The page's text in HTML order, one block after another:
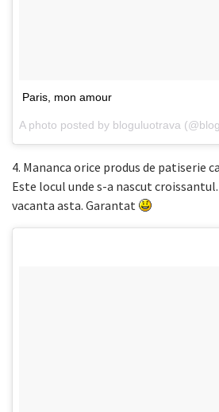
Paris, mon amour
A photo posted by bloguluotrava
4. Mananca orice produs de patiserie
Este locul unde s-a nascut
vacanta asta. Garantat